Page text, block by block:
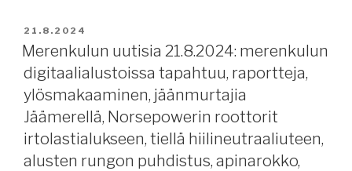
Kiinan
meren
jännitteet.”
digitaalisia
alustoja,
saaristoliikennevarustamo,
palonsammutusvaahdot
vaihtoon,
Eckerö-
JULKAISTU
21.8.2024
Merenkulun uutisia 21.8.2024: merenkulun
digitaalialustoissa tapahtuu, raportteja,
ylösmakaaminen, jäänmurtajia
Jäämerellä, Norsepowerin roottorit
irtolastialukseen, tiellä hiilineutraaliuteen,
alusten rungon puhdistus, apinarokko,